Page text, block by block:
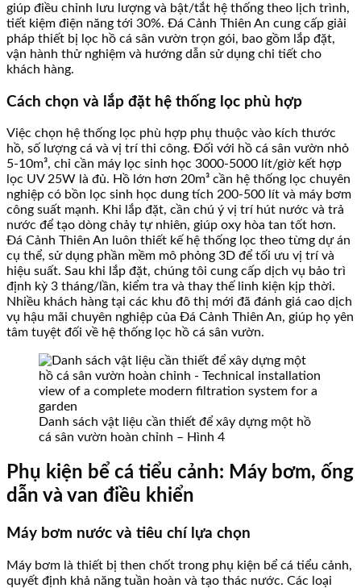
giúp điều chỉnh lưu lượng và bật/tắt hệ thống theo lịch trình,
tiết kiệm điện năng tới 30%. Đá Cảnh Thiên An cung cấp giải
pháp thiết bị lọc hồ cá sân vườn trọn gói, bao gồm lắp đặt,
vận hành thử nghiệm và hướng dẫn sử dụng chi tiết cho
khách hàng.
Cách chọn và lắp đặt hệ thống lọc phù hợp
Việc chọn hệ thống lọc phù hợp phụ thuộc vào kích thước
hồ, số lượng cá và vị trí thi công. Đối với hồ cá sân vườn nhỏ
5-10m³, chỉ cần máy lọc sinh học 3000-5000 lít/giờ kết hợp
lọc UV 25W là đủ. Hồ lớn hơn 20m³ cần hệ thống lọc chuyên
nghiệp có bồn lọc sinh học dung tích 200-500 lít và máy bơm
công suất mạnh. Khi lắp đặt, cần chú ý vị trí hút nước và trả
nước để tạo dòng chảy tự nhiên, giúp oxy hòa tan tốt hơn.
Đá Cảnh Thiên An luôn thiết kế hệ thống lọc theo từng dự án
cụ thể, sử dụng phần mềm mô phỏng 3D để tối ưu vị trí và
hiệu suất. Sau khi lắp đặt, chúng tôi cung cấp dịch vụ bảo trì
định kỳ 3 tháng/lần, kiểm tra và thay thế linh kiện kịp thời.
Nhiều khách hàng tại các khu đô thị mới đã đánh giá cao dịch
vụ hậu mãi chuyên nghiệp của Đá Cảnh Thiên An, giúp họ yên
tâm tuyệt đối về hệ thống lọc hồ cá sân vườn.
Danh sách vật liệu cần thiết để xây dựng một hồ
cá sân vườn hoàn chỉnh – Hình 4
Phụ kiện bể cá tiểu cảnh: Máy bơm, ống
dẫn và van điều khiển
Máy bơm nước và tiêu chí lựa chọn
Máy bơm là thiết bị then chốt trong phụ kiện bể cá tiểu cảnh,
quyết định khả năng tuần hoàn và tạo thác nước. Các loại